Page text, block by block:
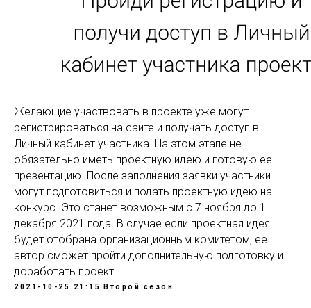
Желающие участвовать в проекте уже могут
регистрироваться на сайте и получать доступ в
Личный кабинет участника. На этом этапе не
обязательно иметь проектную идею и готовую ее
презентацию. После заполнения заявки участники
могут подготовиться и подать проектную идею на
конкурс. Это станет возможным с 7 ноября до 1
декабря 2021 года. В случае если проектная идея
будет отобрана организационным комитетом, ее
автор сможет пройти дополнительную подготовку и
доработать проект.
2021-10-25 21:15 Второй сезон